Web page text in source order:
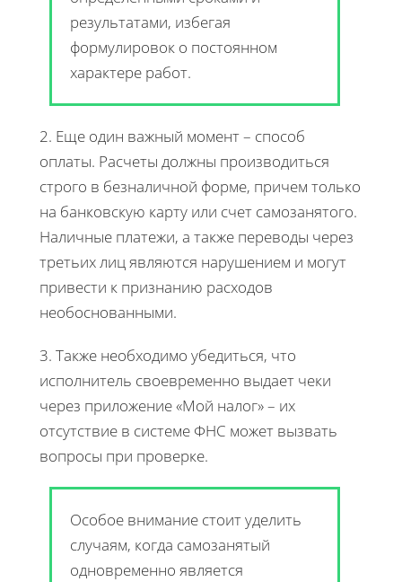
результатами, избегая
формулировок о постоянном
характере работ.
2. Еще один важный момент – способ
оплаты. Расчеты должны производиться
строго в безналичной форме, причем только
на банковскую карту или счет самозанятого.
Наличные платежи, а также переводы через
третьих лиц являются нарушением и могут
привести к признанию расходов
необоснованными.
3. Также необходимо убедиться, что
исполнитель своевременно выдает чеки
через приложение «Мой налог» – их
отсутствие в системе ФНС может вызвать
вопросы при проверке.
Особое внимание стоит уделить
случаям, когда самозанятый
одновременно является